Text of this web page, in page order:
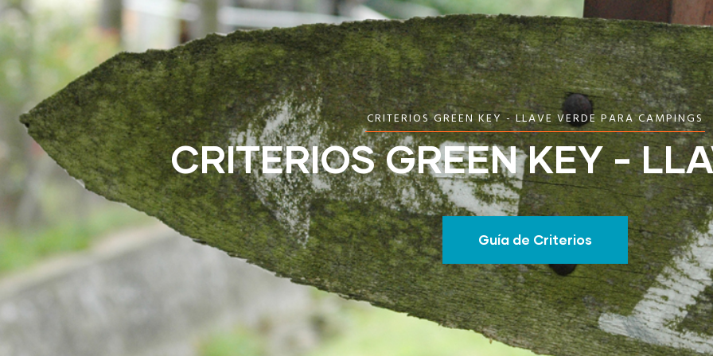
CRITERIOS GREEN KEY - LLAVE VERDE PARA CAMPINGS
CRITERIOS GREEN KEY -
Guía de Criterios